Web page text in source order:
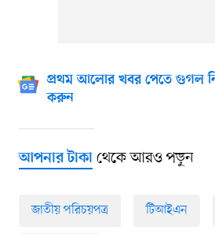
প্রথম আলোর খবর পেতে গুগল
করুন
আপনার টাকাথেকে আরও পড়ুন
জাতীয় পরিচয়পত্র টিআইএন